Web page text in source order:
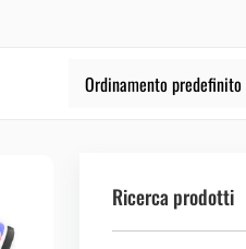
Ricerca prodotti